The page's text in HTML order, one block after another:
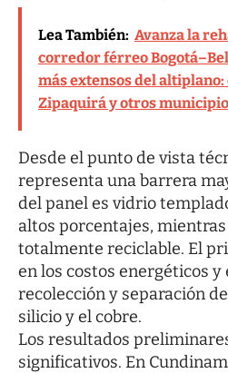
Lea También: Avanza la
corredor férreo
más extensos del altiplano:
Zipaquirá y otros
Desde el punto de vista
representa una barrera
del panel es vidrio
altos porcentajes,
totalmente reciclable. El
en los costos energéticos y
recolección y separación
silicio y el cobre.
Los resultados
significativos. En